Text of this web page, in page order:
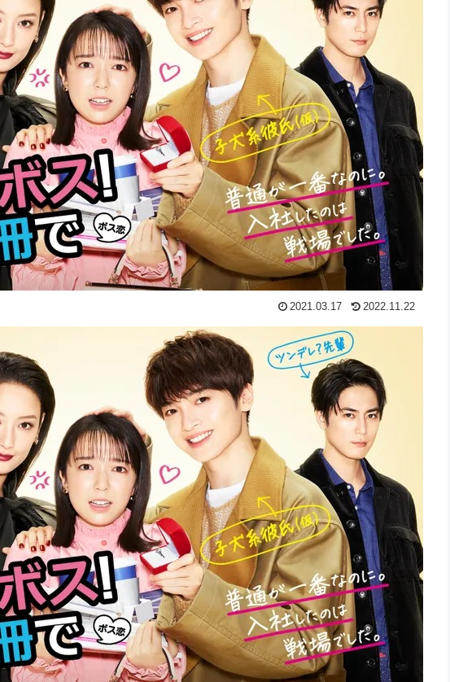
2021.03.17 2022.11.22